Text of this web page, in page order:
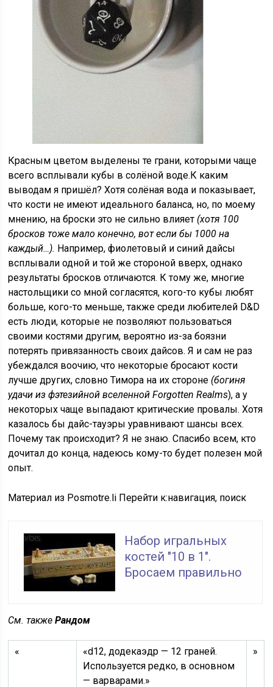
Красным цветом выделены те грани, которыми чаще
всего всплывали кубы в солёной воде.К каким
выводам я пришёл? Хотя солёная вода и показывает,
что кости не имеют идеального баланса, но, по моему
мнению, на броски это не сильно влияет (хотя 100
бросков тоже мало конечно, вот если бы 1000 на
каждый…). Например, фиолетовый и синий дайсы
всплывали одной и той же стороной вверх, однако
результаты бросков отличаются. К тому же, многие
настольщики со мной согласятся, кого-то кубы любят
больше, кого-то меньше, также среди любителей D&D
есть люди, которые не позволяют пользоваться
своими костями другим, вероятно из-за боязни
потерять привязанность своих дайсов. Я и сам не раз
убеждался воочию, что некоторые бросают кости
лучше других, словно Тимора на их стороне (богиня
удачи из фэтезийной вселенной Forgotten Realms), а у
некоторых чаще выпадают критические провалы. Хотя
казалось бы дайс-тауэры уравнивают шансы всех.
Почему так происходит? Я не знаю. Спасибо всем, кто
дочитал до конца, надеюсь кому-то будет полезен мой
опыт.
Материал из Posmotre.li Перейти к:навигация, поиск
Набор игральных
костей "10 в 1".
Бросаем правильно
См. такжеРандом
«
«d12, додекаэдр — 12 граней.
Используется редко, в основном
— варварами.»
»